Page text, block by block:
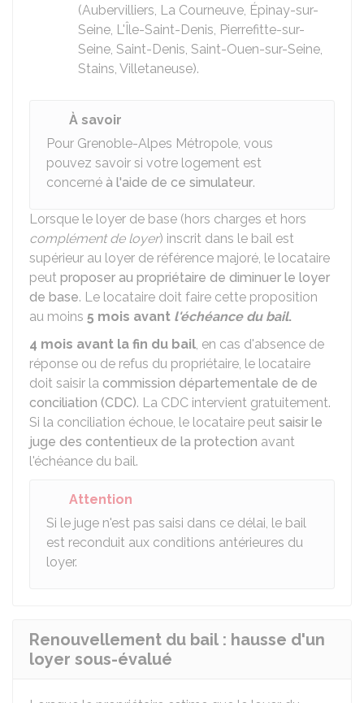
(Aubervilliers, La Courneuve, Épinay-sur-
Seine, L'Île-Saint-Denis, Pierrefitte-sur-
Seine, Saint-Denis, Saint-Ouen-sur-Seine,
Stains, Villetaneuse).
À savoir
Pour Grenoble-Alpes Métropole, vous
pouvez savoir si votre logement est
concerné à l'aide de ce simulateur.
Lorsque le loyer de base (hors charges et hors
complément de loyer) inscrit dans le bail est
supérieur au loyer de référence majoré, le locataire
peut proposer au propriétaire de diminuer le loyer
de base. Le locataire doit faire cette proposition
au moins 5 mois avant l'échéance du bail.
4 mois avant la fin du bail, en cas d'absence de
réponse ou de refus du propriétaire, le locataire
doit saisir la commission départementale de de
conciliation (CDC). La CDC intervient gratuitement.
Si la conciliation échoue, le locataire peut saisir le
juge des contentieux de la protection avant
l'échéance du bail.
Attention
Si le juge n'est pas saisi dans ce délai, le bail
est reconduit aux conditions antérieures du
loyer.
Renouvellement du bail : hausse d'un
loyer sous-évalué